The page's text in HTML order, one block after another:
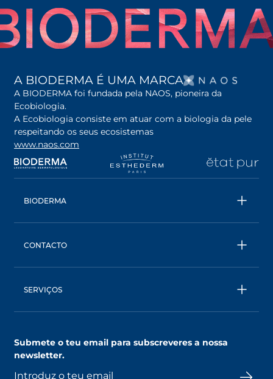
A BIODERMA É UMA MARCA
A BIODERMA foi fundada pela NAOS, pioneira da
Ecobiologia.
A Ecobiologia consiste em atuar com a biologia da pele
respeitando os seus ecosistemas
www.naos.com
opens in a new tab opens in a new tab
BIODERMA
Água Micelar
BIODERMA: uma marca NAOS
CONTACTO
SERVIÇOS
AskNAOS, decifra as nossas fórmulas
Submete o teu email para subscreveres a nossa
newsletter.